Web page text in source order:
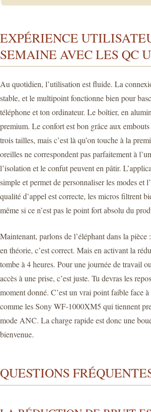
EXPÉRIENCE
SEMAINE AVEC LES QC
Au quotidien, l’utilisation est fluide. La
stable, et le multipoint fonctionne bien pour
téléphone et ton ordinateur. Le boîtier, en
premium. Le confort est bon grâce aux
trois tailles, mais c’est là qu’on touche à la
oreilles ne correspondent pas parfaitement à
l’isolation et le confut peuvent en pâtir.
simple et permet de personnaliser les modes et
qualité d’appel est correcte, les micros filtrent
même si ce n’est pas le point fort absolu du
Maintenant, parlons de l’éléphant dans la pièce
en théorie, c’est correct. Mais en activant la
tombe à 4 heures. Pour une journée de travail
accès à une prise, c’est juste. Tu devras les
moment donné. C’est un vrai point faible face
comme les Sony WF-1000XM5 qui tiennent
mode ANC. La charge rapide est donc une
bienvenue.
QUESTIONS